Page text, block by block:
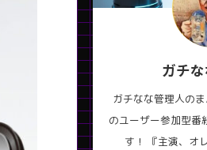
ガチ
ガチなな管理人の
のユーザー参加型番
す！ 『主演、オ